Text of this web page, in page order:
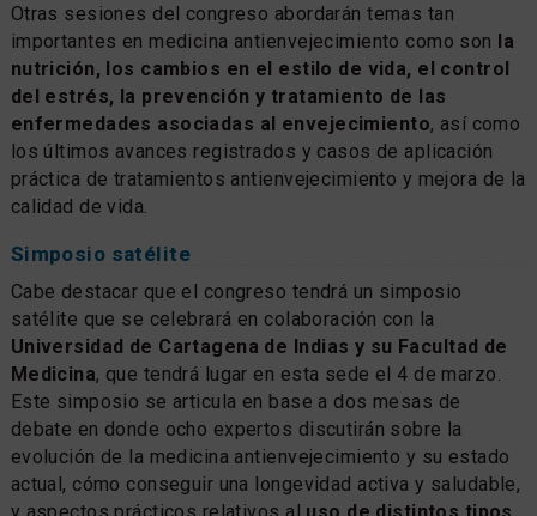
Otras sesiones del congreso abordarán temas tan
importantes en medicina antienvejecimiento como son la
nutrición, los cambios en el estilo de vida, el control
del estrés, la prevención y tratamiento de las
enfermedades asociadas al envejecimiento, así como
los últimos avances registrados y casos de aplicación
práctica de tratamientos antienvejecimiento y mejora de la
calidad de vida.
Simposio satélite
Cabe destacar que el congreso tendrá un simposio
satélite que se celebrará en colaboración con la
Universidad de Cartagena de Indias y su Facultad de
Medicina, que tendrá lugar en esta sede el 4 de marzo.
Este simposio se articula en base a dos mesas de
debate en donde ocho expertos discutirán sobre la
evolución de la medicina antienvejecimiento y su estado
actual, cómo conseguir una longevidad activa y saludable,